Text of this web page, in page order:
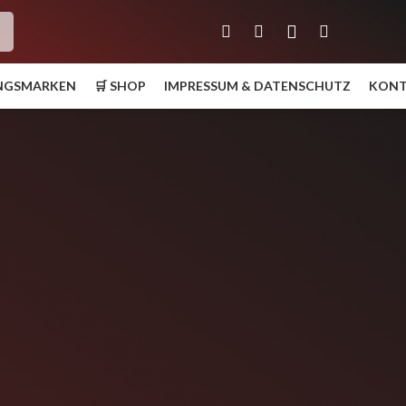
🛒 SHOP IMPRESSUM & DATENSCHUTZ